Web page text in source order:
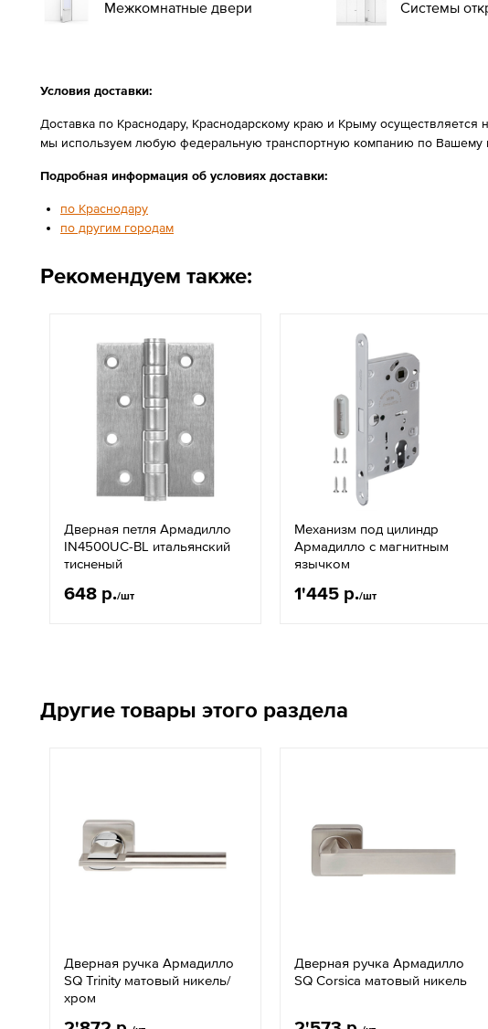
Межкомнатные двери Системы
Условия доставки:
Доставка по Краснодару, Краснодарскому краю и Крыму
мы используем любую федеральную транспортную компанию по Вашему
Подробная информация об условиях доставки:
по Краснодару
по другим городам
Рекомендуем также:
Дверная петля Армадилло
IN4500UC-BL итальянский
тисненый
648 р./шт
Механизм под цилиндр
Армадилло с магнитным
язычком
1'445 р./шт
Другие товары этого раздела
Дверная ручка Армадилло
SQ Trinity матовый никель/
хром
Дверная ручка Армадилло
SQ Corsica матовый никель